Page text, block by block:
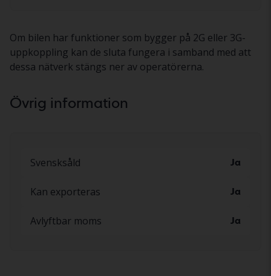
Om bilen har funktioner som bygger på 2G eller 3G-
uppkoppling kan de sluta fungera i samband med att
dessa nätverk stängs ner av operatörerna.
Övrig information
Svensksåld Ja
Kan exporteras Ja
Avlyftbar moms Ja